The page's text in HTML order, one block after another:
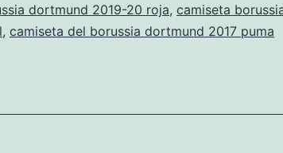
2023
dortmund 2019-20 roja, camiseta
, camiseta del borussia dortmund 2017 puma